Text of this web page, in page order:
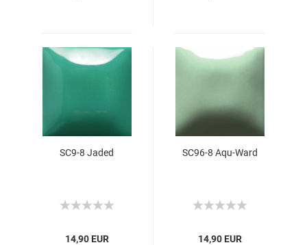
SC9-8 Jaded
14,90 EUR
SC96-8 Aqu-Ward
14,90 EUR